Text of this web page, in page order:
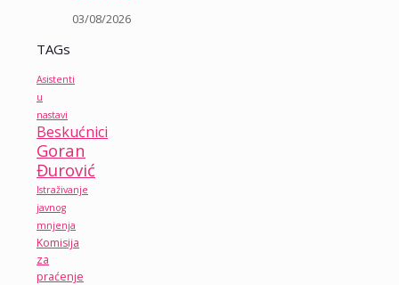
03/08/2026
TAGs
Asistenti
u
nastavi
Beskućnici
Goran
Đurović
Istraživanje
javnog
mnjenja
Komisija
za
praćenje